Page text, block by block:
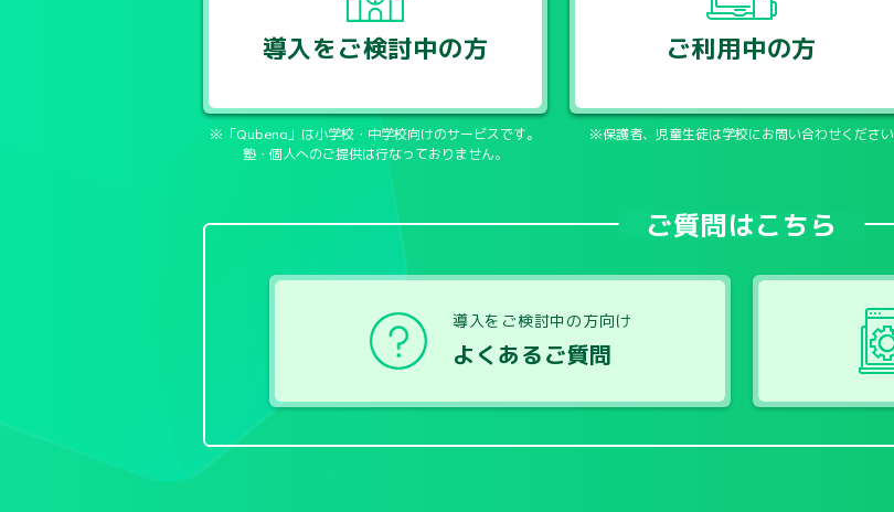
導入をご検討中の方
※「Qubena」は小学校・中学校向けのサービスです。
塾・個人へのご提供は行なっておりません。
ご利用中の方
※保護者、児童生徒は学校にお問い合わせください
ご質問はこちら
導入をご検討中の方向け
よくあるご質問